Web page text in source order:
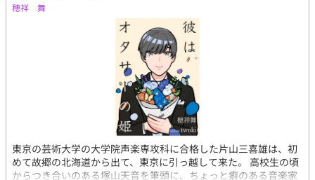
穂祥 舞
東京の芸術大学の大学院声楽専攻科に合格した片山三喜雄は、初
めて故郷の北海道から出て、東京に引っ越して来た。 高校生の頃
からつき合いのある塚山天音を筆頭に、ちょっと癖のある音楽家